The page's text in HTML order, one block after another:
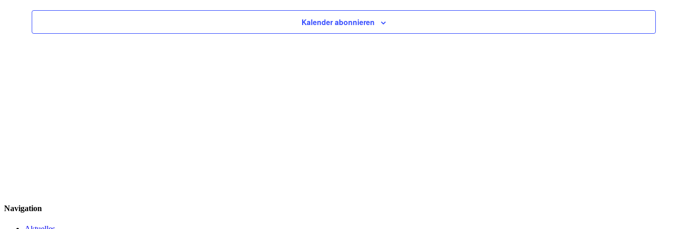
Navigation
Kalender abonnieren
Navigation